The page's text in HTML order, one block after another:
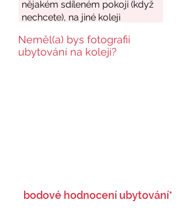
Neměl(a) bys fotografii
ubytování na koleji?
bodové hodnocení ubytování*